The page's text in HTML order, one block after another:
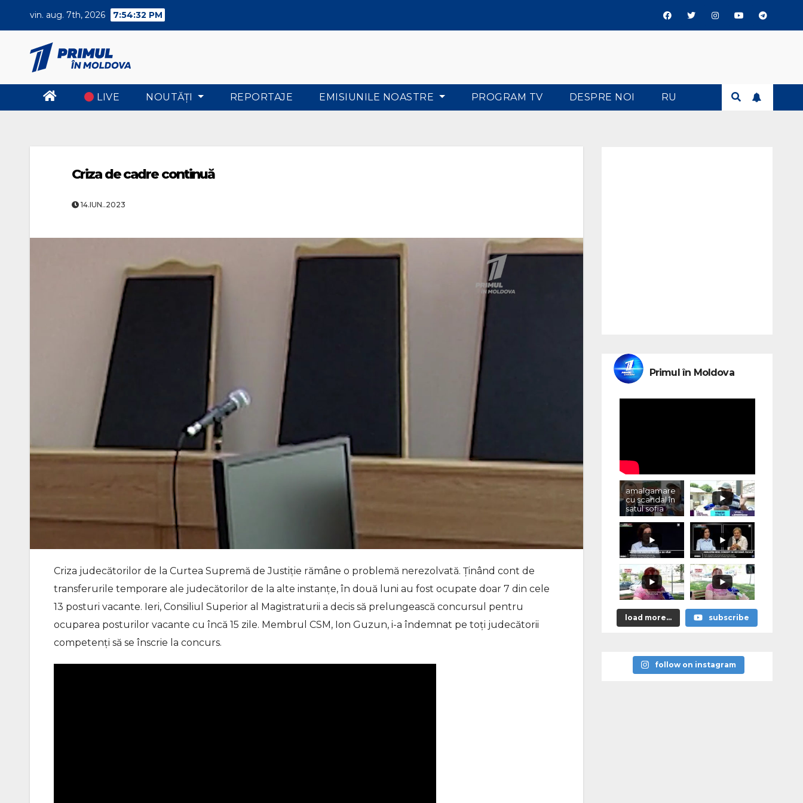
vin. aug. 7th, 2026 7:54:32 PM
LIVE NOUTĂŢI REPORTAJE EMISIUNILE NOASTRE PROGRAM TV DESPRE NOI RU
Criza de cadre continuă
14.IUN..2023
Criza judecătorilor de la Curtea Supremă de Justiție rămâne o problemă nerezolvată. Ținând cont de
transferurile temporare ale judecătorilor de la alte instanțe, în două luni au fost ocupate doar 7 din cele
13 posturi vacante. Ieri, Consiliul Superior al Magistraturii a decis să prelungească concursul pentru
ocuparea posturilor vacante cu încă 15 zile. Membrul CSM, Ion Guzun, i-a îndemnat pe toți judecătorii
competenți să se înscrie la concurs.
Primul în Moldova
amalgamare
cu scandal în
satul sofia
load more... subscribe
follow on instagram